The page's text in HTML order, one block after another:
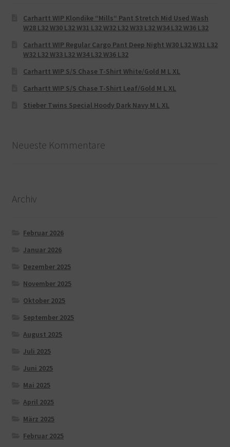
Carhartt WIP Klondike “Mills“ Pant Stretch Mid Used Wash
W28 L32 W30 L32 W31 L32 W32 L32 W33 L32 W34 L32 W36 L32
Carhartt WIP Regular Cargo Pant Deep Night W30 L32 W31 L32
W32 L32 W33 L32 W34 L32 W36 L32
Carhartt WIP S/S Chase T-Shirt White/Gold M L XL
Carhartt WIP S/S Chase T-Shirt Leaf/Gold M L XL
Stieber Twins Special Hoody Dark Navy M L XL
Neueste Kommentare
Archiv
Februar 2026
Januar 2026
Dezember 2025
November 2025
Oktober 2025
September 2025
August 2025
Juli 2025
Juni 2025
Mai 2025
April 2025
März 2025
Februar 2025